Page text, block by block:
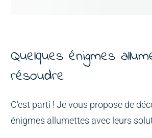
Quelques énigmes
résoudre
C'est parti ! Je vous propose de
énigmes allumettes avec leurs